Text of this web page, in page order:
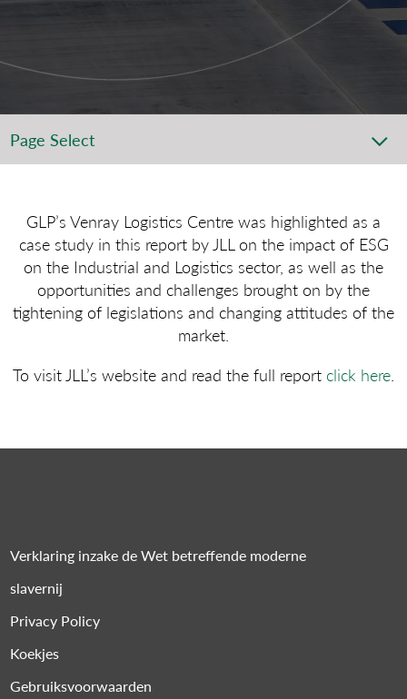
Page Select
GLP’s Venray Logistics Centre was highlighted as a
case study in this report by JLL on the impact of ESG
on the Industrial and Logistics sector, as well as the
opportunities and challenges brought on by the
tightening of legislations and changing attitudes of the
market.
To visit JLL’s website and read the full report click here.
Verklaring inzake de Wet betreffende moderne
slavernij
Privacy Policy
Koekjes
Gebruiksvoorwaarden